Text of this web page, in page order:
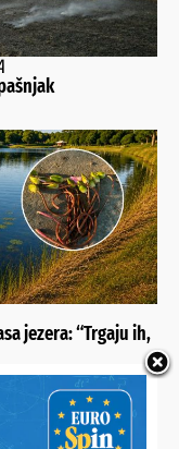
jezera: “Trgaju ih,